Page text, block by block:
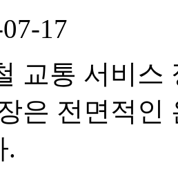
17
교통 서비스
은 전면적인
.